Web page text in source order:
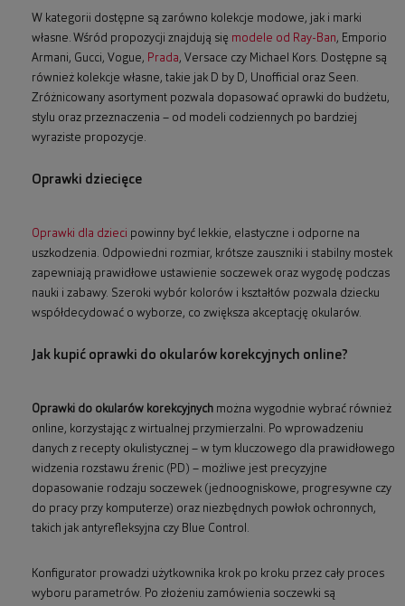
W kategorii dostępne są zarówno kolekcje modowe, jak i marki
własne. Wśród propozycji znajdują się modele od Ray-Ban, Emporio
Armani, Gucci, Vogue, Prada, Versace czy Michael Kors. Dostępne są
również kolekcje własne, takie jak D by D, Unofficial oraz Seen.
Zróżnicowany asortyment pozwala dopasować oprawki do budżetu,
stylu oraz przeznaczenia – od modeli codziennych po bardziej
wyraziste propozycje.
Oprawki dziecięce
Oprawki dla dzieci powinny być lekkie, elastyczne i odporne na
uszkodzenia. Odpowiedni rozmiar, krótsze zauszniki i stabilny mostek
zapewniają prawidłowe ustawienie soczewek oraz wygodę podczas
nauki i zabawy. Szeroki wybór kolorów i kształtów pozwala dziecku
współdecydować o wyborze, co zwiększa akceptację okularów.
Jak kupić oprawki do okularów korekcyjnych online?
Oprawki do okularów korekcyjnych można wygodnie wybrać również
online, korzystając z wirtualnej przymierzalni. Po wprowadzeniu
danych z recepty okulistycznej – w tym kluczowego dla prawidłowego
widzenia rozstawu źrenic (PD) – możliwe jest precyzyjne
dopasowanie rodzaju soczewek (jednoogniskowe, progresywne czy
do pracy przy komputerze) oraz niezbędnych powłok ochronnych,
takich jak antyrefleksyjna czy Blue Control.
Konfigurator prowadzi użytkownika krok po kroku przez cały proces
wyboru parametrów. Po złożeniu zamówienia soczewki są